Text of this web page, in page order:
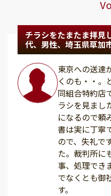
チラシをたまたま拝見
代、男性、埼玉県草加
東京への送達
くのも・・。
同組合特約店
ラシを見まし
になるので頼
書は実に丁寧
ので、失礼で
た。裁判所に
事、処理でき
でなくとも御
す。